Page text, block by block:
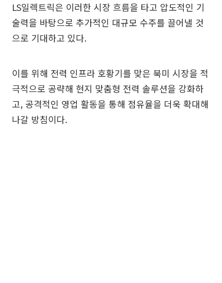
LS일렉트릭은 이러한 시장 흐름을 타고 압도적인 기
술력을 바탕으로 추가적인 대규모 수주를 끌어낼 것
으로 기대하고 있다.
이를 위해 전력 인프라 호황기를 맞은 북미 시장을 적
극적으로 공략해 현지 맞춤형 전력 솔루션을 강화하
고, 공격적인 영업 활동을 통해 점유율을 더욱 확대해
나갈 방침이다.